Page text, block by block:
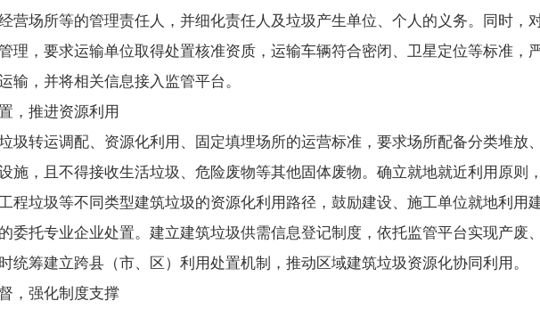
营场所等的管理责任人，并细化责任人及垃圾产生单位、个人的义务。同时，
理，要求运输单位取得处置核准资质，运输车辆符合密闭、卫星定位等标准，
输，并将相关信息接入监管平台。
，推进资源利用
圾转运调配、资源化利用、固定填埋场所的运营标准，要求场所配备分类堆放、
施，且不得接收生活垃圾、危险废物等其他固体废物。确立就地就近利用原则，
程垃圾等不同类型建筑垃圾的资源化利用路径，鼓励建设、施工单位就地利用
委托专业企业处置。建立建筑垃圾供需信息登记制度，依托监管平台实现产废、
统筹建立跨县（市、区）利用处置机制，推动区域建筑垃圾资源化协同利用。
，强化制度支撑